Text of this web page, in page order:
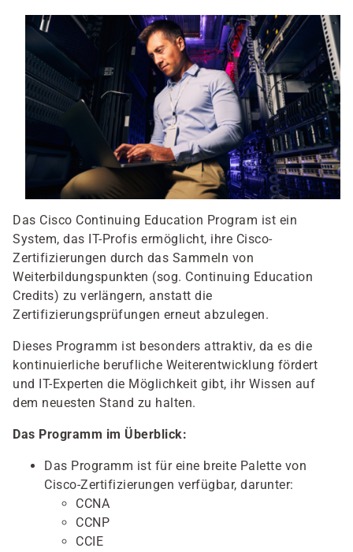
Das Cisco Continuing Education Program ist ein
System, das IT-Profis ermöglicht, ihre Cisco-
Zertifizierungen durch das Sammeln von
Weiterbildungspunkten (sog. Continuing Education
Credits) zu verlängern, anstatt die
Zertifizierungsprüfungen erneut abzulegen.
Dieses Programm ist besonders attraktiv, da es die
kontinuierliche berufliche Weiterentwicklung fördert
und IT-Experten die Möglichkeit gibt, ihr Wissen auf
dem neuesten Stand zu halten.
Das Programm im Überblick:
Das Programm ist für eine breite Palette von
Cisco-Zertifizierungen verfügbar, darunter:
CCNA
CCNP
CCIE